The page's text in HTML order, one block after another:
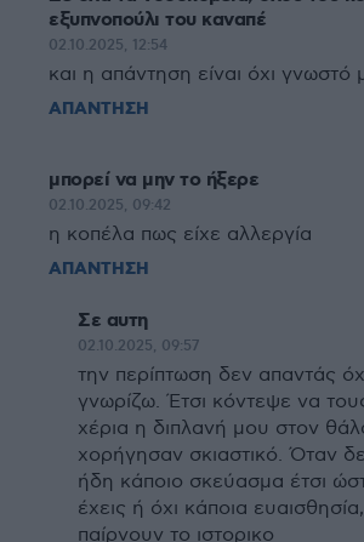
εξυπνοπούλι του καναπέ
02.10.2025, 12:54
και η απάντηση είναι όχι γνωστό
ΑΠΑΝΤΗΣΗ
μπορεί να μην το ήξερε
02.10.2025, 09:42
η κοπέλα πως είχε αλλεργία
ΑΠΑΝΤΗΣΗ
Σε αυτη
02.10.2025, 09:57
την περίπτωση δεν απαντάς
γνωρίζω. Έτσι κόντεψε να
χέρια η διπλανή μου στον
χορήγησαν σκιαστικό. Όταν
ήδη κάποιο σκεύασμα έτσι
έχεις ή όχι κάποια
παίρνουν το ιστορικο